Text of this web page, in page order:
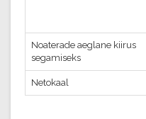
Noaterade aeglane kiirus
segamiseks
Netokaal